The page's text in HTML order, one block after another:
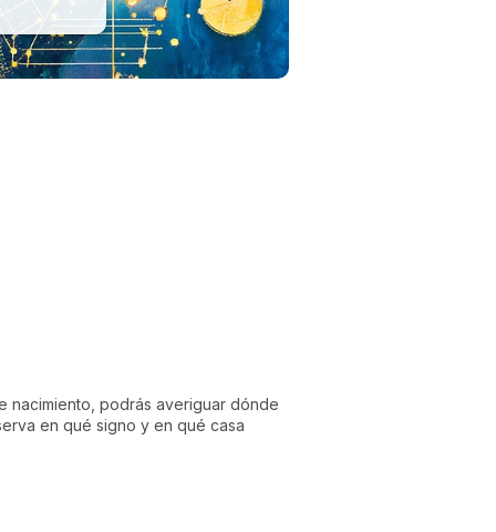
nacimiento, podrás averiguar dónde
en qué signo y en qué casa